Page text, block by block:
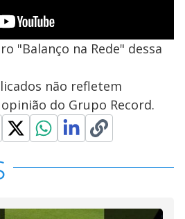
"Balanço na Rede" dessa
não refletem
do Grupo Record.